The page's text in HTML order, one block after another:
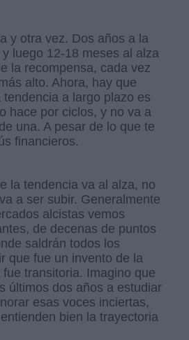
y otra vez. Dos años a la
luego 12-18 meses al alza
la recompensa, cada vez
alto. Ahora, hay que
a largo plazo es
hace por ciclos, y no va a
una. A pesar de lo que te
financieros.
la tendencia va al alza, no
a ser subir. Generalmente
alcistas vemos
de decenas de puntos
saldrán todos los
que fue un invento de la
transitoria. Imagino que
últimos dos años a estudiar
esas voces inciertas,
bien la trayectoria